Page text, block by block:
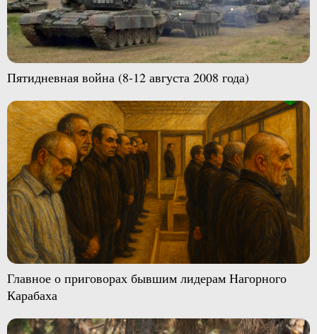
Пятидневная война (8-12 августа 2008 года)
Главное о приговорах бывшим лидерам Нагорного
Карабаха